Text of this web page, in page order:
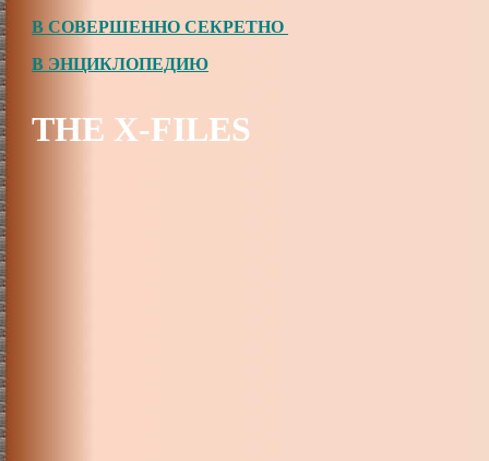
В СОВЕРШЕННО СЕКРЕТНО
В ЭНЦИКЛОПЕДИЮ
THE X-FILES